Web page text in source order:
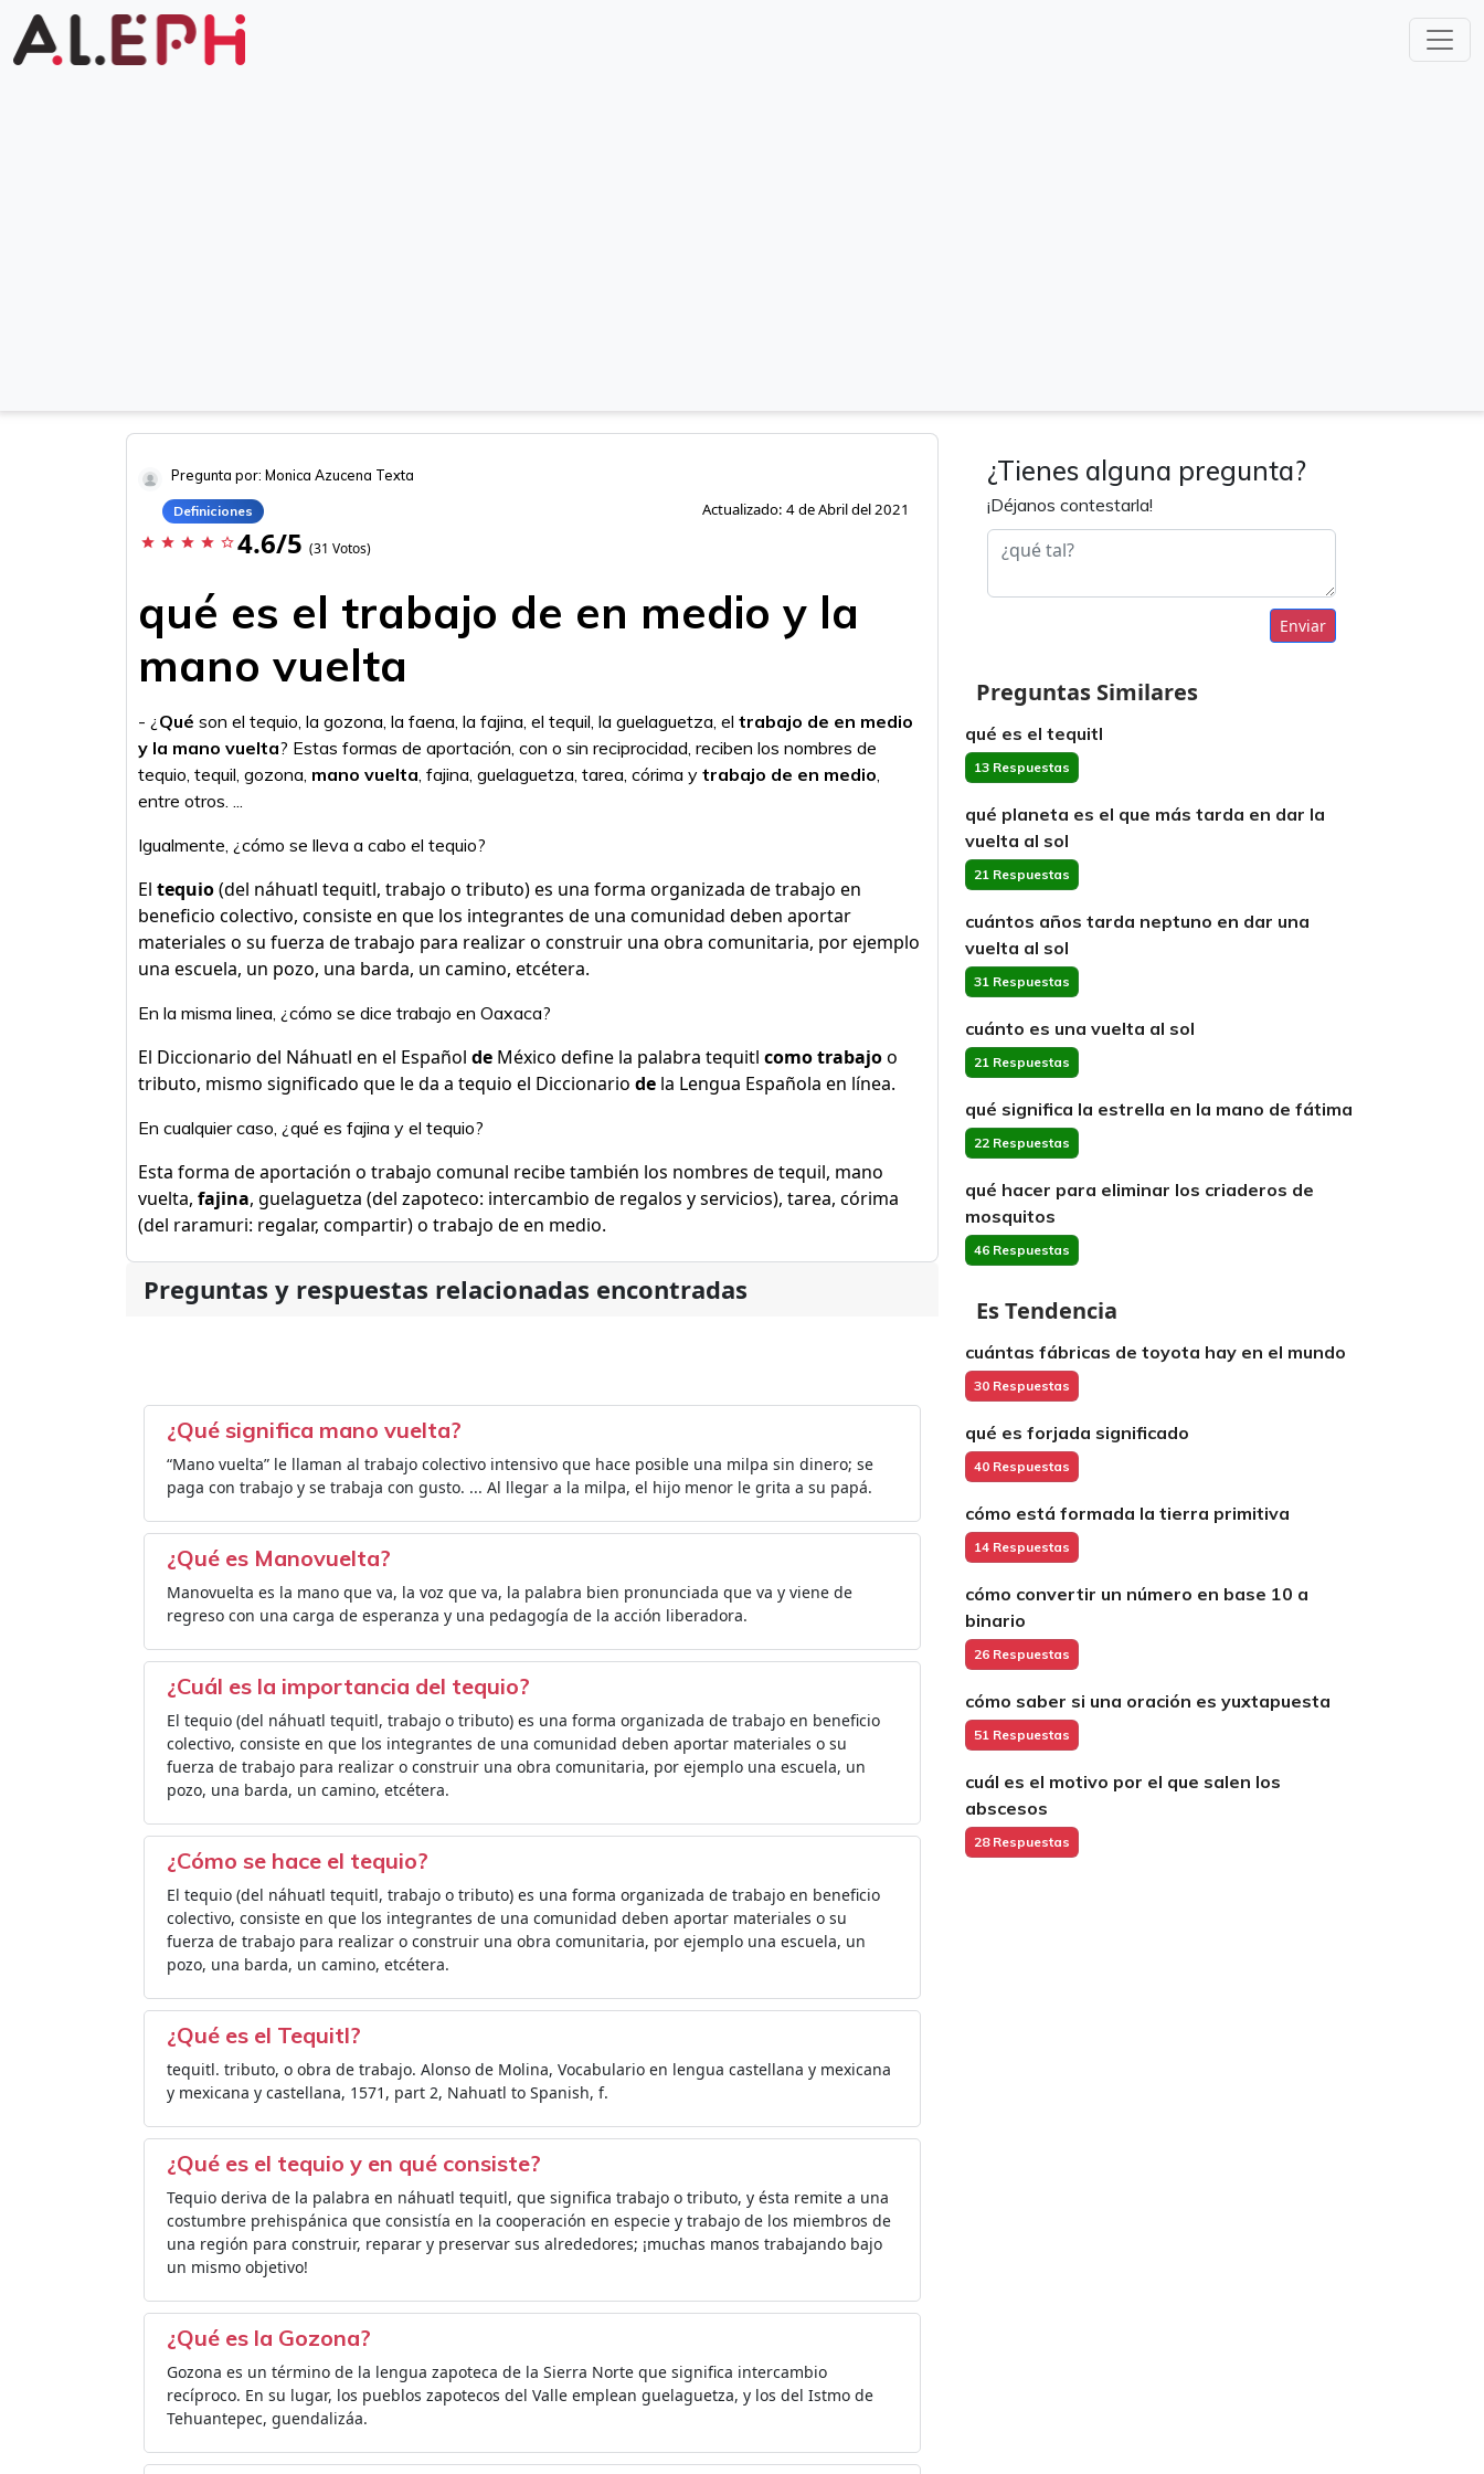
Pregunta por: Monica Azucena Texta
Definiciones Actualizado: 4 de Abril del 2021
star star star star star_border 4.6/5 (31 Votos)
qué es el trabajo de en medio y la
mano vuelta
- ¿ Qué son el tequio, la gozona, la faena, la fajina, el tequil, la guelaguetza, el trabajo de en medio
y la mano vuelta? Estas formas de aportación, con o sin reciprocidad, reciben los nombres de
tequio, tequil, gozona, mano vuelta, fajina, guelaguetza, tarea, córima y trabajo de en medio,
entre otros. ...
Igualmente, ¿cómo se lleva a cabo el tequio?
El tequio(del náhuatl tequitl, trabajo o tributo) es una forma organizada de trabajo en
beneficio colectivo, consiste en que los integrantes de una comunidad deben aportar
materiales o su fuerza de trabajo para realizar o construir una obra comunitaria, por ejemplo
una escuela, un pozo, una barda, un camino, etcétera.
En la misma linea, ¿cómo se dice trabajo en Oaxaca?
El Diccionario del Náhuatl en el Español de México define la palabra tequitl como trabajoo
tributo​, mismo significado que le da a tequio el Diccionario de la Lengua Española en línea​.
En cualquier caso, ¿qué es fajina y el tequio?
Esta forma de aportación o trabajo comunal recibe también los nombres de tequil, mano
vuelta, fajina, guelaguetza (del zapoteco: intercambio de regalos y servicios), tarea, córima
(del raramuri: regalar, compartir) o trabajo de en medio.
Preguntas y respuestas relacionadas encontradas
¿Qué significa mano vuelta?
“Mano vuelta” le llaman al trabajo colectivo intensivo que hace posible una milpa sin dinero; se
paga con trabajo y se trabaja con gusto. ... Al llegar a la milpa, el hijo menor le grita a su papá.
¿Qué es Manovuelta?
Manovuelta es la mano que va, la voz que va, la palabra bien pronunciada que va y viene de
regreso con una carga de esperanza y una pedagogía de la acción liberadora.
¿Cuál es la importancia del tequio?
El tequio (del náhuatl tequitl, trabajo o tributo) es una forma organizada de trabajo en beneficio
colectivo, consiste en que los integrantes de una comunidad deben aportar materiales o su
fuerza de trabajo para realizar o construir una obra comunitaria, por ejemplo una escuela, un
pozo, una barda, un camino, etcétera.
¿Cómo se hace el tequio?
El tequio (del náhuatl tequitl, trabajo o tributo) es una forma organizada de trabajo en beneficio
colectivo, consiste en que los integrantes de una comunidad deben aportar materiales o su
fuerza de trabajo para realizar o construir una obra comunitaria, por ejemplo una escuela, un
pozo, una barda, un camino, etcétera.
¿Qué es el Tequitl?
tequitl. tributo, o obra de trabajo. Alonso de Molina, Vocabulario en lengua castellana y mexicana
y mexicana y castellana, 1571, part 2, Nahuatl to Spanish, f.
¿Qué es el tequio y en qué consiste?
Tequio deriva de la palabra en náhuatl tequitl, que significa trabajo o tributo, y ésta remite a una
costumbre prehispánica que consistía en la cooperación en especie y trabajo de los miembros de
una región para construir, reparar y preservar sus alrededores; ¡muchas manos trabajando bajo
un mismo objetivo!
¿Qué es la Gozona?
Gozona es un término de la lengua zapoteca de la Sierra Norte que significa intercambio
recíproco. En su lugar, los pueblos zapotecos del Valle emplean guelaguetza, y los del Istmo de
Tehuantepec, guendalizáa.
¿Tienes alguna pregunta?
¡Déjanos contestarla!
Enviar
Preguntas Similares
qué es el tequitl
13 Respuestas
qué planeta es el que más tarda en dar la
vuelta al sol
21 Respuestas
cuántos años tarda neptuno en dar una
vuelta al sol
31 Respuestas
cuánto es una vuelta al sol
21 Respuestas
qué significa la estrella en la mano de fátima
22 Respuestas
qué hacer para eliminar los criaderos de
mosquitos
46 Respuestas
Es Tendencia
cuántas fábricas de toyota hay en el mundo
30 Respuestas
qué es forjada significado
40 Respuestas
cómo está formada la tierra primitiva
14 Respuestas
cómo convertir un número en base 10 a
binario
26 Respuestas
cómo saber si una oración es yuxtapuesta
51 Respuestas
cuál es el motivo por el que salen los
abscesos
28 Respuestas